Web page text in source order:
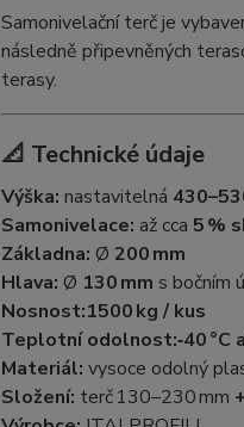
Samonivelační terč je
následně připevněných
terasy.
📐 Technické údaje
Výška: nastavitelná
Samonivelace: až cca 5 %
Základna: Ø 200 mm
Hlava: Ø 130 mm s bočním
Nosnost:1500 kg / kus
Teplotní odolnost:‑40 °C
Materiál: vysoce odolný
Složení: terč 130–230 mm